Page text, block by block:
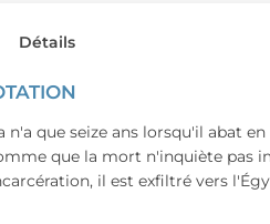
n'a que seize ans lorsqu'il abat
que la mort n'inquiète pas
il est exfiltré vers
Détails